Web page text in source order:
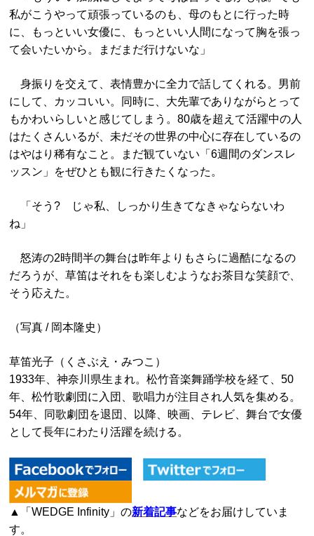
私がこうやって頑張っているのも、母のもとに行った時
に、もっといい女優に、もっといい人間になって胸を張っ
て会いたいから。まだまだ行けないな」
身振りを交えて、表情豊かに全力で話してくれる。男前
にして、カッコいい。同時に、大先輩でありながらとって
もかわいらしいと感じてしまう。80歳を超えて活躍中の人
はたくさんいるが、未だその世界の中心に存在しているの
はやはり稀有なこと。まだ観ていない「6週間のダンスレ
ッスン」をぜひとも観に行きたくなった。
「そう? じゃ私、しっかり生きてなきゃならないわ
ね」
怒涛の2時間半の舞台は昨年よりもさらに過酷になるの
だろうが、草笛はそれをも楽しむようなお茶目な笑顔で、
そう応えた。
（写真 / 岡本隆史）
草笛光子（くさぶえ・みつこ）
1933年、神奈川県生まれ。松竹音楽舞踊学校を経て、50
年、松竹歌劇団に入団、歌唱力が注目され人気を集める。
54年、同歌劇団を退団、以降、映画、テレビ、舞台で女優
として長年にわたり活躍を続ける。
▲「WEDGE Infinity」の新着記事などをお届けしていま
す。